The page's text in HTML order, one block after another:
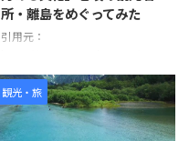
所・離島をめぐってみた
引用元：
h?v=oXvKV3g77Yk 世界の反応
観光・旅